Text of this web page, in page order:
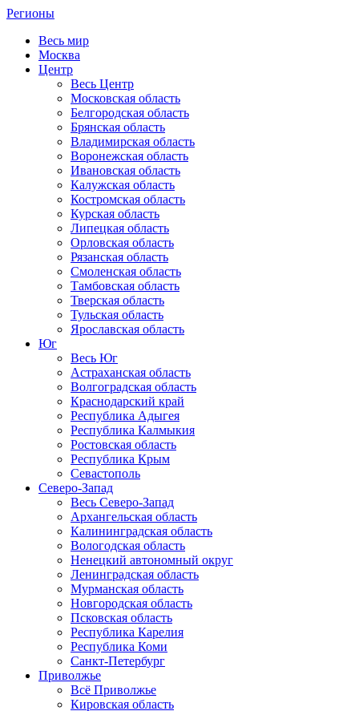
Регионы
Весь мир
Москва
Центр
Весь Центр
Московская область
Белгородская область
Брянская область
Владимирская область
Воронежская область
Ивановская область
Калужская область
Костромская область
Курская область
Липецкая область
Орловская область
Рязанская область
Смоленская область
Тамбовская область
Тверская область
Тульская область
Ярославская область
Юг
Весь Юг
Астраханская область
Волгоградская область
Краснодарский край
Республика Адыгея
Республика Калмыкия
Ростовская область
Республика Крым
Севастополь
Северо-Запад
Весь Северо-Запад
Архангельская область
Калининградская область
Вологодская область
Ненецкий автономный округ
Ленинградская область
Мурманская область
Новгородская область
Псковская область
Республика Карелия
Республика Коми
Санкт-Петербург
Приволжье
Всё Приволжье
Кировская область